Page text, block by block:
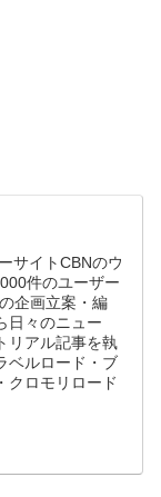
サイトCBNのウ
件のユーザー
企画立案・編
日々のニュー
リアル記事を執
ベルロード・ブ
クロモリロード